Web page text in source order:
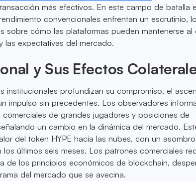
más efectivos. En este campo de batalla
convencionales enfrentan un escrutinio,
sobre cómo las plataformas pueden mantenerse al
las expectativas del mercado.
y Sus Efectos
institucionales profundizan su compromiso, el
impulso sin precedentes. Los observadores
de grandes jugadores y posiciones de
un cambio en la dinámica del mercado.
del token HYPE hacia las nubes, con un
últimos seis meses. Los patrones comerciales
de los principios económicos de blockchain,
del mercado que se avecina.